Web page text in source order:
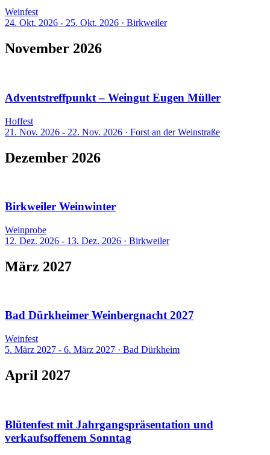
Weinfest
24. Okt. 2026 - 25. Okt. 2026 · Birkweiler
November 2026
Adventstreffpunkt – Weingut Eugen Müller
Hoffest
21. Nov. 2026 - 22. Nov. 2026 · Forst an der Weinstraße
Dezember 2026
Birkweiler Weinwinter
Weinprobe
12. Dez. 2026 - 13. Dez. 2026 · Birkweiler
März 2027
Bad Dürkheimer Weinbergnacht 2027
Weinfest
5. März 2027 - 6. März 2027 · Bad Dürkheim
April 2027
Blütenfest mit Jahrgangspräsentation und
verkaufsoffenem Sonntag